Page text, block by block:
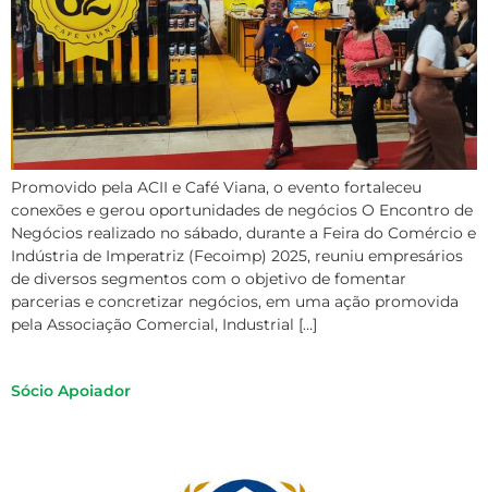
Promovido pela ACII e Café Viana, o evento fortaleceu
conexões e gerou oportunidades de negócios O Encontro de
Negócios realizado no sábado, durante a Feira do Comércio e
Indústria de Imperatriz (Fecoimp) 2025, reuniu empresários
de diversos segmentos com o objetivo de fomentar
parcerias e concretizar negócios, em uma ação promovida
pela Associação Comercial, Industrial […]
Sócio Apoiador